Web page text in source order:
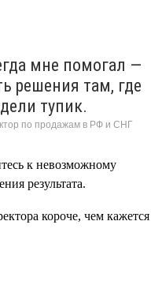
мне помогал —
решения там, где
тупик.
по продажам в РФ и СНГ
к невозможному
результата.